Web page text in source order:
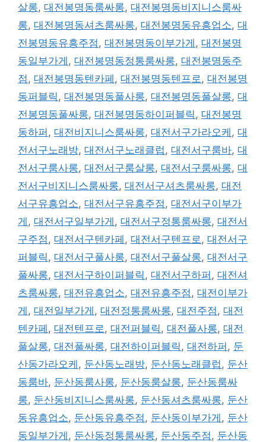
살롱, 대전봉명동룸싸롱, 대전봉명동비지니스룸싸
롱, 대전봉명동셔츠룸싸롱, 대전봉명동유흥업소, 대
전봉명동유흥주점, 대전봉명동이부가게 , 대전봉명
동일부가게 , 대전봉명동정통룸싸롱, 대전봉명동주
점, 대전봉명동텐카페 , 대전봉명동텐프로, 대전봉명
동퍼블릭, 대전봉명동풀사롱, 대전봉명동풀살롱, 대
전봉명동풀싸롱, 대전봉명동하이퍼블릭, 대전봉명
동하퍼 , 대전비지니스룸싸롱, 대전서구가라오케 , 대
전서구노래방, 대전서구노래클럽, 대전서구룸바, 대
전서구룸사롱, 대전서구룸살롱, 대전서구룸싸롱, 대
전서구비지니스룸싸롱, 대전서구셔츠룸싸롱, 대전
서구유흥업소, 대전서구유흥주점, 대전서구이부가
게 , 대전서구일부가게 , 대전서구정통룸싸롱, 대전서
구주점, 대전서구텐카페 , 대전서구텐프로, 대전서구
퍼블릭, 대전서구풀사롱, 대전서구풀살롱, 대전서구
풀싸롱, 대전서구하이퍼블릭, 대전서구하퍼 , 대전셔
츠룸싸롱, 대전유흥업소, 대전유흥주점, 대전이부가
게 , 대전일부가게 , 대전정통룸싸롱, 대전주점, 대전
텐카페 , 대전텐프로, 대전퍼블릭, 대전풀사롱, 대전
풀살롱, 대전풀싸롱, 대전하이퍼블릭, 대전하퍼 , 둔
산동가라오케 , 둔산동노래방, 둔산동노래클럽, 둔산
동룸바, 둔산동룸사롱, 둔산동룸살롱, 둔산동룸싸
롱, 둔산동비지니스룸싸롱, 둔산동셔츠룸싸롱, 둔산
동유흥업소, 둔산동유흥주점, 둔산동이부가게 , 둔산
동일부가게 , 둔산동정통룸싸롱, 둔산동주점, 둔산동